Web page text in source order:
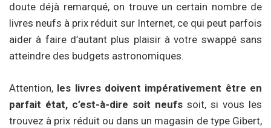
doute déjà remarqué, on trouve un certain nombre de
livres neufs à prix réduit sur Internet, ce qui peut parfois
aider à faire d’autant plus plaisir à votre swappé sans
atteindre des budgets astronomiques.
Attention, les livres doivent impérativement être en
parfait état, c’est-à-dire soit neufs soit, si vous les
trouvez à prix réduit ou dans un magasin de type Gibert,